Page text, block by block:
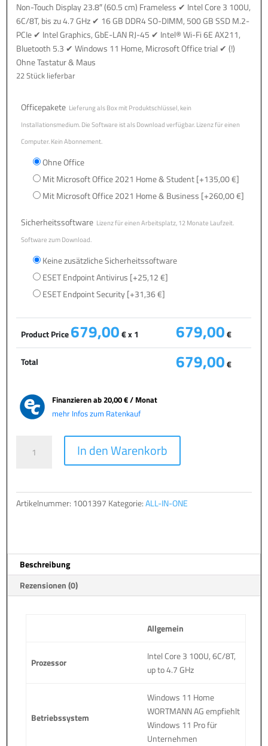
Non-Touch Display 23.8″ (60.5 cm) Frameless ✔ Intel Core 3 100U,
6C/8T, bis zu 4.7 GHz ✔ 16 GB DDR4 SO-DIMM, 500 GB SSD M.2-
PCIe ✔ Intel Graphics, GbE-LAN RJ-45 ✔ Intel® Wi-Fi 6E AX211,
Bluetooth 5.3 ✔ Windows 11 Home, Microsoft Office trial ✔ (!)
Ohne Tastatur & Maus
22 Stück lieferbar
Officepakete Lieferung als Box mit Produktschlüssel, kein
Installationsmedium. Die Software ist als Download verfügbar. Lizenz für einen
Computer. Kein Abonnement.
Ohne Office
Mit Microsoft Office 2021 Home & Student[+135,00 €]
Mit Microsoft Office 2021 Home & Business [+260,00 €]
Sicherheitssoftware Lizenz für einen Arbeitsplatz, 12 Monate Laufzeit.
Software zum Download.
Keine zusätzliche Sicherheitssoftware
ESET Endpoint Antivirus [+25,12 €]
ESET Endpoint Security[+31,36 €]
Product Price679,00€ x 1 679,00€
Total 679,00€
Finanzieren ab20,00 € / Monat
mehr Infos zum Ratenkauf
In den Warenkorb
r
i
:
Artikelnummer: 1001397 Kategorie:ALL-IN-ONE
Beschreibung
Rezensionen (0)
Allgemein
Prozessor
Intel Core 3 100U, 6C/8T,
up to 4.7 GHz
Betriebssystem
Windows 11 Home
WORTMANN AG empfiehlt
Windows 11 Pro für
Unternehmen